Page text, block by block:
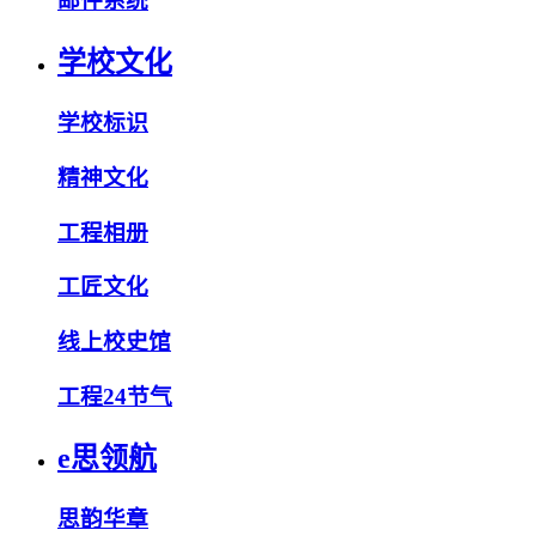
学校文化
学校标识
精神文化
工程相册
工匠文化
线上校史馆
工程24节气
e思领航
思韵华章